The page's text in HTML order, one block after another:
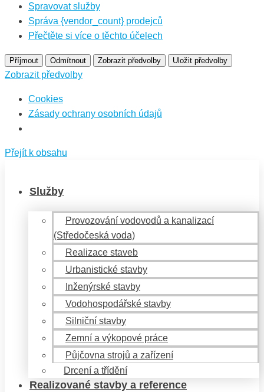
Spravovat služby
Správa {vendor_count} prodejců
Přečtěte si více o těchto účelech
Příjmout Odmítnout Zobrazit předvolby Uložit předvolby
Zobrazit předvolby
Cookies
Zásady ochrany osobních údajů
Přejít k obsahu
Služby
Provozování vodovodů a kanalizací
(Středočeská voda)
Realizace staveb
Urbanistické stavby
Inženýrské stavby
Vodohospodářské stavby
Silniční stavby
Zemní a výkopové práce
Půjčovna strojů a zařízení
Drcení a třídění
Realizované stavby a reference